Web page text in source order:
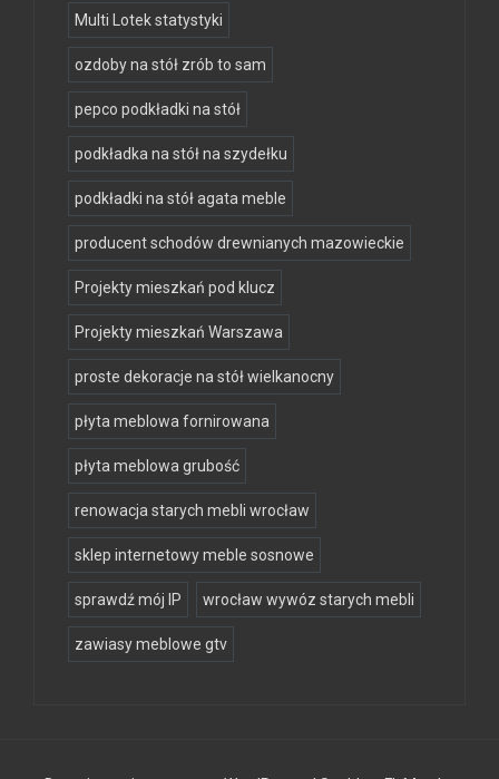
Multi Lotek statystyki
ozdoby na stół zrób to sam
pepco podkładki na stół
podkładka na stół na szydełku
podkładki na stół agata meble
producent schodów drewnianych mazowieckie
Projekty mieszkań pod klucz
Projekty mieszkań Warszawa
proste dekoracje na stół wielkanocny
płyta meblowa fornirowana
płyta meblowa grubość
renowacja starych mebli wrocław
sklep internetowy meble sosnowe
sprawdź mój IP wrocław wywóz starych mebli
zawiasy meblowe gtv